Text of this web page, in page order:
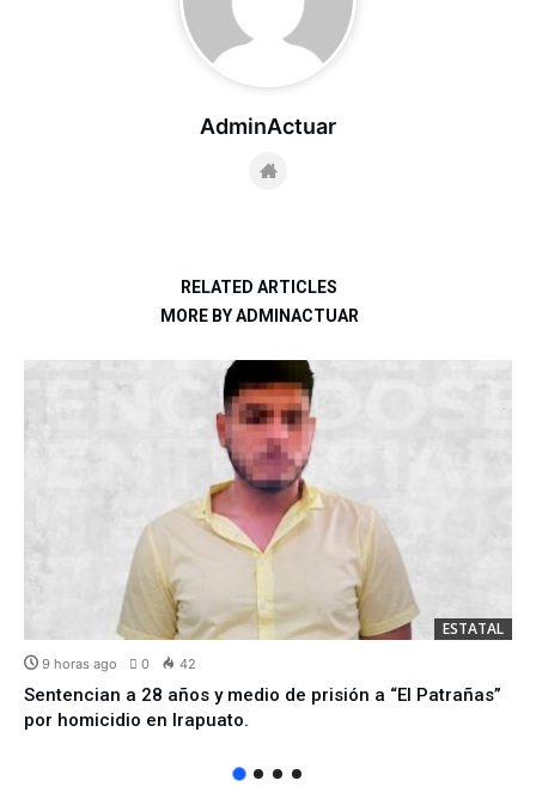
AdminActuar
RELATED ARTICLES
MORE BY ADMINACTUAR
ESTATAL
9 horas ago 0 42
Sentencian a 28 años y medio de prisión a “El Patrañas”
por homicidio en Irapuato.